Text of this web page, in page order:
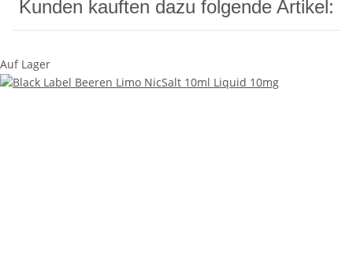
Kunden kauften dazu folgende Artikel:
Auf Lager